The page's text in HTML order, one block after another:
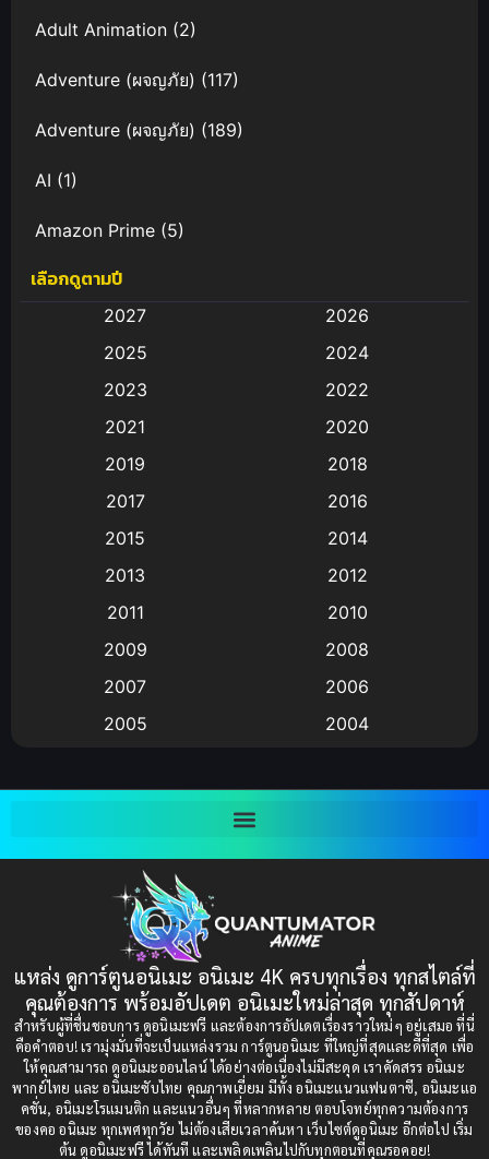
Adult Animation (2)
Adventure (ผจญภัย) (117)
Adventure (ผจญภัย) (189)
AI (1)
Amazon Prime (5)
Anal (ประตูหลัง)
Animation การ์ตูน
Animation อนิเมะ
Animation แอนิเมชัน
(9)
Big tits (นมใหญ่)
Bitch (ผู้หญิงร่าน)
Bondage (ทาส)(1)
(1)
Censored (เซ็นเซอร์)(19)
Comedy (ตลก)(235)
Comedy (ตลก)(85)
Comic Book การ์ตูน(1)
เลือกดูตามปี
2027
2026
2025
2024
2023
2022
2021
2020
2019
2018
2017
2016
2015
2014
2013
2012
2011
2010
2009
2008
2007
2006
2005
2004
1997
1993
1991
1989
1988
1987
1985
1984
1983
1982
1981
1980
1979
แหล่ง ดูการ์ตูนอนิเมะ อนิเมะ 4K ครบทุกเรื่อง ทุกสไตล์ที่
คุณต้องการ พร้อมอัปเดต อนิเมะใหม่ล่าสุด ทุกสัปดาห์
สำหรับผู้ที่ชื่นชอบการ ดูอนิเมะฟรี และต้องการอัปเดตเรื่องราวใหม่ๆ อยู่เสมอ ที่นี่
คือคำตอบ! เรามุ่งมั่นที่จะเป็นแหล่งรวม การ์ตูนอนิเมะ ที่ใหญ่ที่สุดและดีที่สุด เพื่อ
ให้คุณสามารถ ดูอนิเมะออนไลน์ ได้อย่างต่อเนื่องไม่มีสะดุด เราคัดสรร อนิเมะ
พากย์ไทย และ อนิเมะซับไทย คุณภาพเยี่ยม มีทั้ง อนิเมะแนวแฟนตาซี, อนิเมะแอ
คชั่น, อนิเมะโรแมนติก และแนวอื่นๆ ที่หลากหลาย ตอบโจทย์ทุกความต้องการ
ของคอ อนิเมะ ทุกเพศทุกวัย ไม่ต้องเสียเวลาค้นหา เว็บไซต์ดูอนิเมะ อีกต่อไป เริ่ม
ต้น ดูอนิเมะฟรี ได้ทันที และเพลิดเพลินไปกับทุกตอนที่คุณรอคอย!